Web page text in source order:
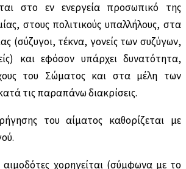
στο εν ενεργεία προσωπικό της
στους πολιτικούς υπαλλήλους, στα
(σύζυγοι, τέκνα, γονείς των συζύγων,
και εφόσον υπάρχει δυνατότητα,
του Σώµατος και στα µέλη των
τις παραπάνω διακρίσεις.
του αίµατος καθορίζεται µε
αιμοδότες χορηγείται (σύμφωνα με το